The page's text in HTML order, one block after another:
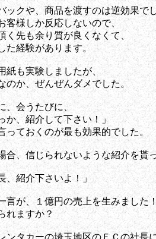
クや、商品を渡すのは逆効果で
様しか反応しないので、
も余り質が良くなくて、
経験があります。
も実験しましたが、
か、ぜんぜんダメでした。
会うたびに、
紹介して下さい！」
ておくのが最も効果的でした。
信じられないような紹介を貰っ
介下さいよ！」
が、１億円の売上を生みました
ますか？
タカーの埼玉地区のＦＣの社長